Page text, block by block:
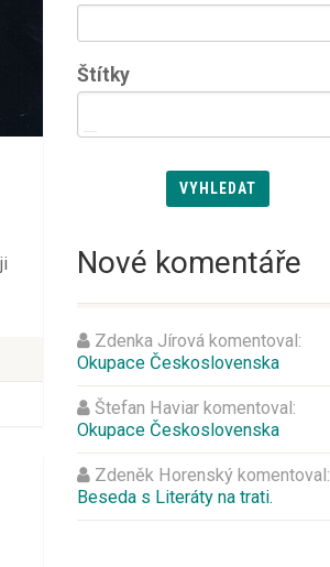
Štítky
VYHLEDAT
Nové komentáře
Zdenka Jírová komentoval:
Okupace Československa
Štefan Haviar komentoval:
Okupace Československa
Zdeněk Horenský komentoval:
Beseda s Literáty na trati.